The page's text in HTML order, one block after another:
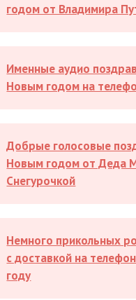
годом от Владимира
Именные аудио
Новым годом на
Добрые голосовые
Новым годом от Деда
Снегурочкой
Немного прикольных
с доставкой на
году